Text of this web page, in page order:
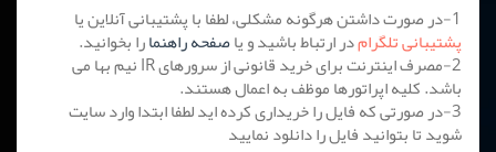
1-در صورت داشتن هرگونه مشکلی، لطفا با پشتیبانی آنلاین یا
پشتیبانی تلگرامدر ارتباط باشید و یاصفحه راهنمارا بخوانید.
2-مصرف اینترنت برای خرید قانونی از سرورهای IR نیم بها می
باشد. کلیه اپراتورها موظف به اعمال هستند.
3-در صورتی که فایل را خریداری کرده اید لطفا ابتدا وارد سایت
شوید تا بتوانید فایل را دانلود نمایید